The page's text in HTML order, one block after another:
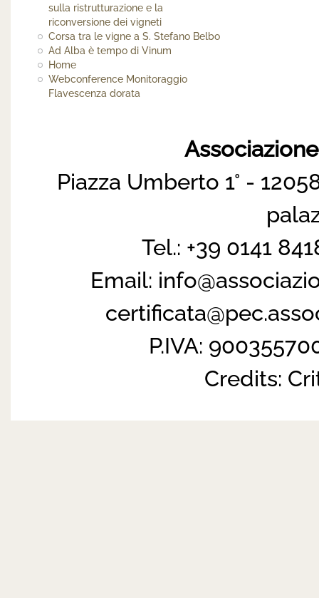
sulla ristrutturazione e la
riconversione dei vigneti
Corsa tra le vigne a S. Stefano Belbo
Ad Alba è tempo di Vinum
Home
Webconference Monitoraggio
Flavescenza dorata
Piazza Umberto 1° -
Tel.: +39 0141
Email:
P.IVA:
Credits: